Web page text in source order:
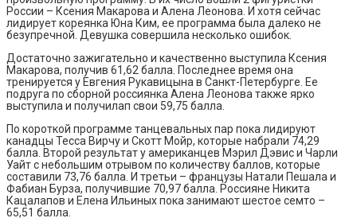
России – Ксения Макарова и Алена Леонова. И хотя сейчас
лидирует кореянка Юна Ким, ее программа была далеко не
безупречной. Девушка совершила несколько ошибок.
Достаточно зажигательно и качественно выступила Ксения
Макарова, получив 61,62 балла. Последнее время она
тренируется у Евгения Рукавицына в Санкт-Петербурге. Ее
подруга по сборной россиянка Алена Леонова также ярко
выступила и получилап свои 59,75 балла.
По короткой программе танцевальных пар пока лидируют
канадцы Тесса Вирчу и Скотт Мойр, которые набрали 74,29
балла. Второй результат у американцев Мэрил Дэвис и Чарли
Уайт с небольшим отрывом по количеству баллов, которые
составили 73,76 балла. И третьи – французы Натали Пешала и
Фабиан Бурза, получившие 70,97 балла. Россияне Никита
Кацалапов и Елена Ильиных пока занимают шестое семто –
65,51 балла.